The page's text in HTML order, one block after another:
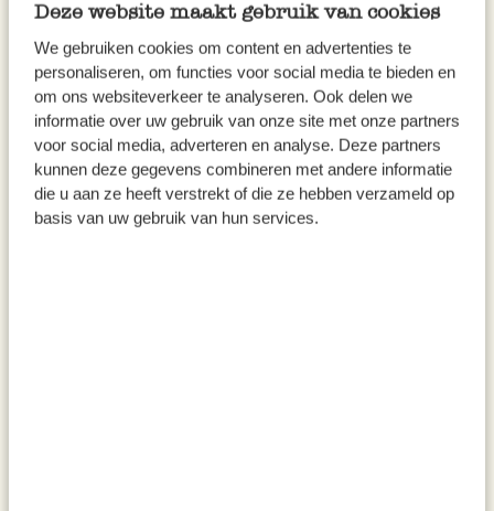
Deze website maakt gebruik van cookies
We gebruiken cookies om content en advertenties te
personaliseren, om functies voor social media te bieden en
om ons websiteverkeer te analyseren. Ook delen we
informatie over uw gebruik van onze site met onze partners
voor social media, adverteren en analyse. Deze partners
kunnen deze gegevens combineren met andere informatie
die u aan ze heeft verstrekt of die ze hebben verzameld op
basis van uw gebruik van hun services.